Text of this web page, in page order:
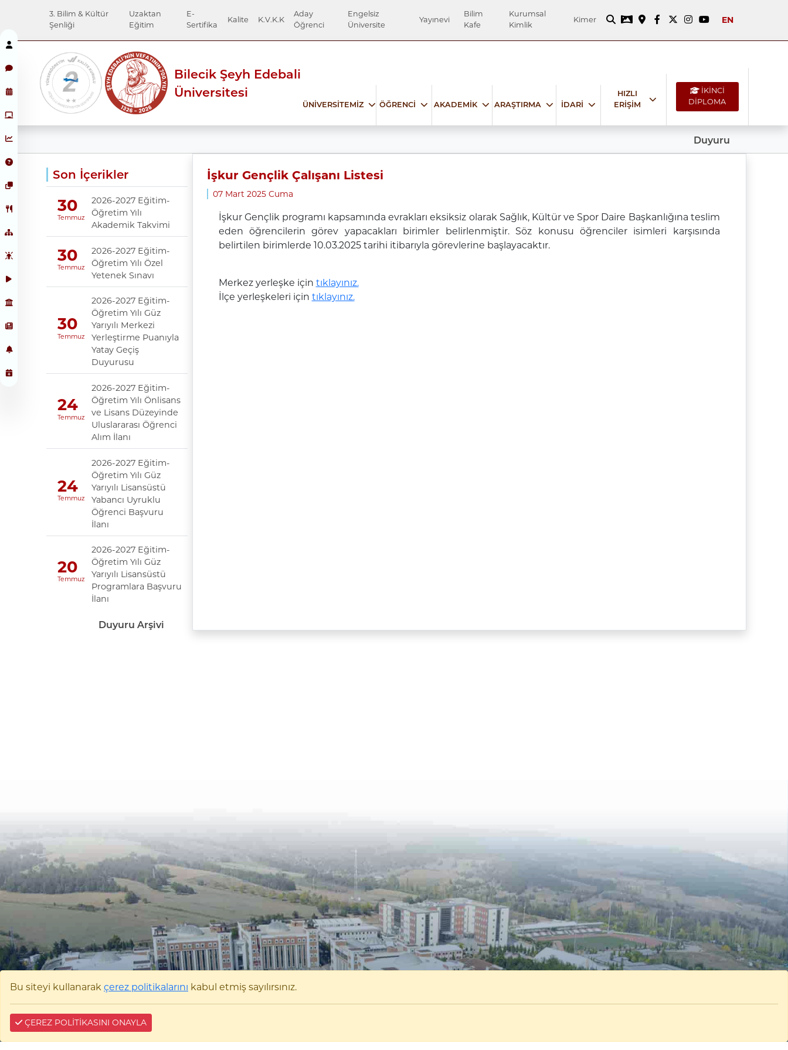
3. Bilim & Kültür
Şenliği
Uzaktan
Eğitim
E-
Sertifika
Kalite K.V.K.K
Aday
Öğrenci
Engelsiz
Üniversite
Yayınevi
Bilim
Kafe
Kurumsal
Kimlik
Kimer EN
Bilecik Şeyh Edebali
Üniversitesi
ÜNİVERSİTEMİZ ÖĞRENCİ AKADEMİK ARAŞTIRMA İDARİ
HIZLI
ERİŞİM
İKİNCİ
DİPLOMA
Duyuru
Son İçerikler
30
Temmuz
2026-2027 Eğitim-
Öğretim Yılı
Akademik Takvimi
30
Temmuz
2026-2027 Eğitim-
Öğretim Yılı Özel
Yetenek Sınavı
30
Temmuz
2026-2027 Eğitim-
Öğretim Yılı Güz
Yarıyılı Merkezi
Yerleştirme Puanıyla
Yatay Geçiş
Duyurusu
24
Temmuz
2026-2027 Eğitim-
Öğretim Yılı Önlisans
ve Lisans Düzeyinde
Uluslararası Öğrenci
Alım İlanı
24
Temmuz
2026-2027 Eğitim-
Öğretim Yılı Güz
Yarıyılı Lisansüstü
Yabancı Uyruklu
Öğrenci Başvuru
İlanı
20
Temmuz
2026-2027 Eğitim-
Öğretim Yılı Güz
Yarıyılı Lisansüstü
Programlara Başvuru
İlanı
Duyuru Arşivi
İşkur Gençlik Çalışanı Listesi
07 Mart 2025 Cuma
İşkur Gençlik programı kapsamında evrakları eksiksiz olarak Sağlık, Kültür ve Spor Daire Başkanlığına teslim
eden öğrencilerin görev yapacakları birimler belirlenmiştir. Söz konusu öğrenciler isimleri karşısında
belirtilen birimlerde 10.03.2025 tarihi itibarıyla görevlerine başlayacaktır.
Merkez yerleşke için tıklayınız.
İlçe yerleşkeleri için tıklayınız.
Bu siteyi kullanarak çerez politikalarını kabul etmiş sayılırsınız.
ÇEREZ POLİTİKASINI ONAYLA